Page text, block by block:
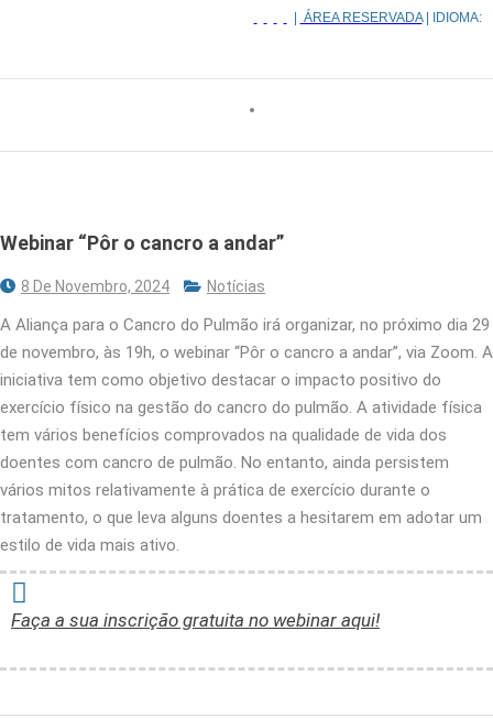
ÁREA RESERVADA| IDIOMA:
Webinar “Pôr o cancro a andar”
8 De Novembro, 2024 Notícias
A Aliança para o Cancro do Pulmão irá organizar, no próximo dia 29
de novembro, às 19h, o webinar “Pôr o cancro a andar”, via Zoom. A
iniciativa tem como objetivo destacar o impacto positivo do
exercício físico na gestão do cancro do pulmão. A atividade física
tem vários benefícios comprovados na qualidade de vida dos
doentes com cancro de pulmão. No entanto, ainda persistem
vários mitos relativamente à prática de exercício durante o
tratamento, o que leva alguns doentes a hesitarem em adotar um
estilo de vida mais ativo.
Faça a sua inscrição gratuita no webinar aqui!